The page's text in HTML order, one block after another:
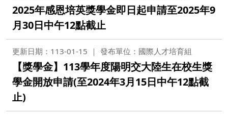
2025年感恩培英獎學金即日起申請至2025年9
月30日中午12點截止
更新日期：113-01-15 發布單位：國際人才培育組
【獎學金】113學年度陽明交大陸生在校生獎
學金開放申請(至2024年3月15日中午12點截
止)